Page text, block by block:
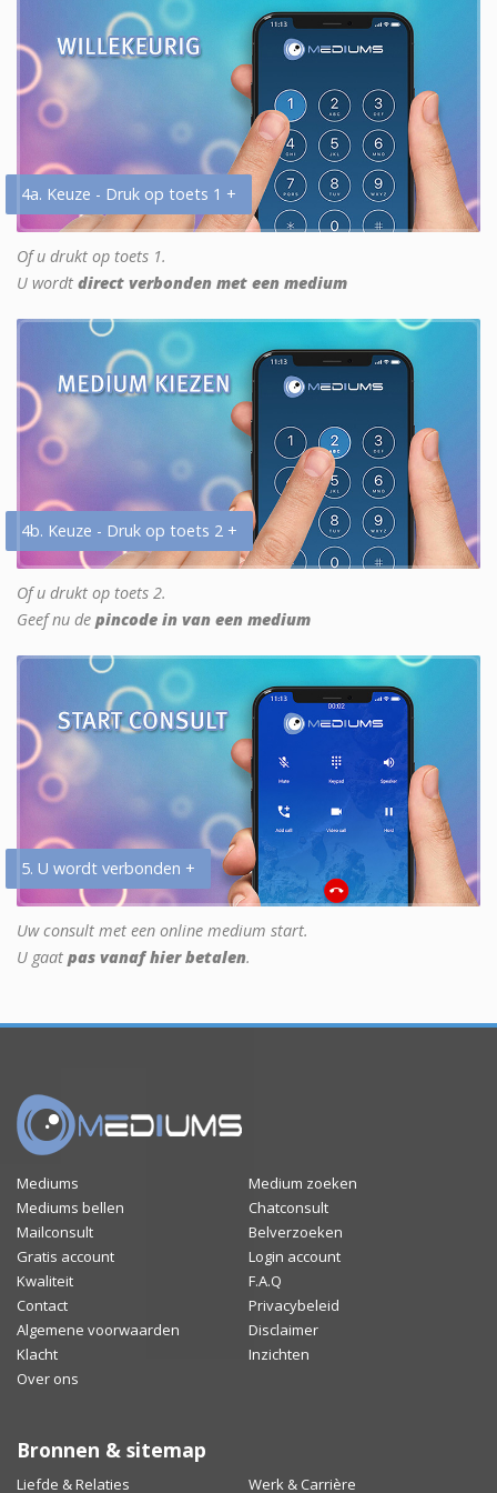
4a. Keuze - Druk op toets 1 +
Of u drukt op toets 1.
U wordt direct verbonden met een medium
4b. Keuze - Druk op toets 2 +
Of u drukt op toets 2.
Geef nu de pincode in van een medium
5. U wordt verbonden +
Uw consult met een online medium start.
U gaat pas vanaf hier betalen.
Mediums
Medium zoeken
Mediums bellen
Chatconsult
Mailconsult
Belverzoeken
Gratis account
Login account
Kwaliteit
F.A.Q
Contact
Privacybeleid
Algemene voorwaarden
Disclaimer
Klacht
Inzichten
Over ons
Bronnen & sitemap
Liefde & Relaties Werk & Carrière